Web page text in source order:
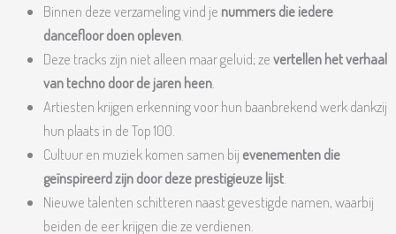
Binnen deze verzameling vind je nummers die iedere
dancefloor doen opleven
Deze tracks zijn niet alleen maar geluid; zevertellen het verhaal
van techno door de jaren heen
Artiesten krijgen erkenning voor hun baanbrekend werk dankzij
hun plaats in de Top 100.
Cultuur en muziek komen samen bij evenementen die
geïnspireerd zijn door deze prestigieuze lijst
Nieuwe talenten schitteren naast gevestigde namen, waarbij
beiden de eer krijgen die ze verdienen.